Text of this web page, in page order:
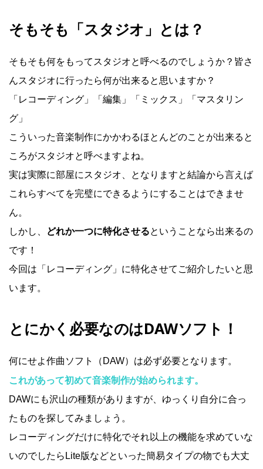
そもそも「スタジオ」とは？
そもそも何をもってスタジオと呼べるのでしょうか？皆さ
んスタジオに行ったら何が出来ると思いますか？
「レコーディング」「編集」「ミックス」「マスタリン
グ」
こういった音楽制作にかかわるほとんどのことが出来ると
ころがスタジオと呼べますよね。
実は実際に部屋にスタジオ、となりますと結論から言えば
これらすべてを完璧にできるようにすることはできませ
ん。
しかし、
どれか一つに特化させるということなら出来るの
です！
今回は「レコーディング」に特化させてご紹介したいと思
います。
とにかく必要なのはDAWソフト！
何にせよ作曲ソフト（DAW）は必ず必要となります。
これがあって初めて音楽制作が始められます。
DAWにも沢山の種類がありますが、ゆっくり自分に合っ
たものを探してみましょう。
レコーディングだけに特化でそれ以上の機能を求めていな
いのでしたらLite版などといった簡易タイプの物でも大丈